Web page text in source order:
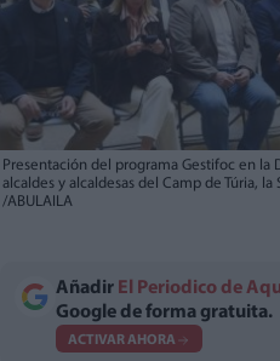
Presentación del programa Gestifoc en la
alcaldes y alcaldesas del Camp de Túria,
/ABULAILA
Añadir El Periodico de
Google de forma gratuita.
ACTIVAR AHORA